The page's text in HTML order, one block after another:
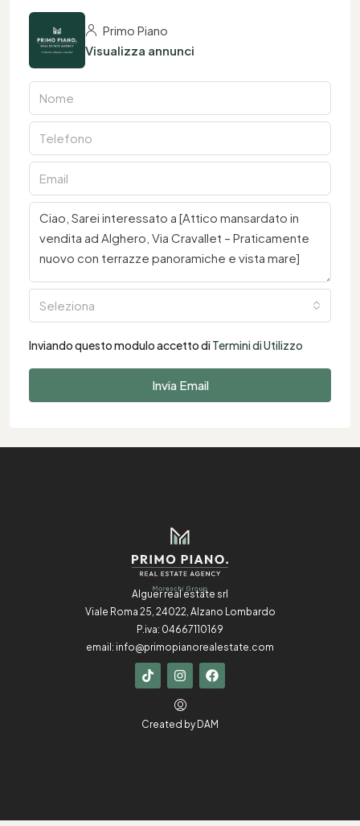
Primo Piano
Visualizza annunci
Seleziona
Inviando questo modulo accetto di Termini di Utilizzo
Invia Email
Alguer real estate srl
Viale Roma 25, 24022, Alzano Lombardo
P.iva: 04667110169
email: info@primopianorealestate.com
Created by DAM